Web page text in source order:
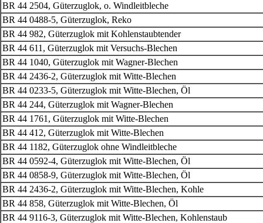
BR 44 2504, Güterzuglok, o. Windleitbleche
BR 44 0488-5, Güterzuglok, Reko
BR 44 982, Güterzuglok mit Kohlenstaubtender
BR 44 611, Güterzuglok mit Versuchs-Blechen
BR 44 1040, Güterzuglok mit Wagner-Blechen
BR 44 2436-2, Güterzuglok mit Witte-Blechen
BR 44 0233-5, Güterzuglok mit Witte-Blechen, Öl
BR 44 244, Güterzuglok mit Wagner-Blechen
BR 44 1761, Güterzuglok mit Witte-Blechen
BR 44 412, Güterzuglok mit Witte-Blechen
BR 44 1182, Güterzuglok ohne Windleitbleche
BR 44 0592-4, Güterzuglok mit Witte-Blechen, Öl
BR 44 0858-9, Güterzuglok mit Witte-Blechen, Öl
BR 44 2436-2, Güterzuglok mit Witte-Blechen, Kohle
BR 44 858, Güterzuglok mit Witte-Blechen, Öl
BR 44 9116-3, Güterzuglok mit Witte-Blechen, Kohlenstaub